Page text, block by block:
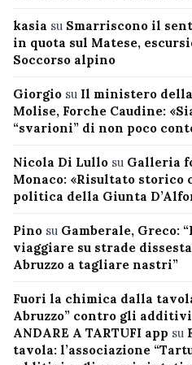
kasia su Smarriscono il
in quota sul Matese,
Soccorso alpino
Giorgio su Il ministero
Molise, Forche Caudine:
“svarioni” di non poco
Nicola Di Lullo su Galleria
Monaco: «Risultato storico
politica della Giunta
Pino su Gamberale, Greco:
viaggiare su strade
Abruzzo a tagliare nastri”
Fuori la chimica dalla
Abruzzo” contro gli
ANDARE A TARTUFI app su
tavola: l’associazione